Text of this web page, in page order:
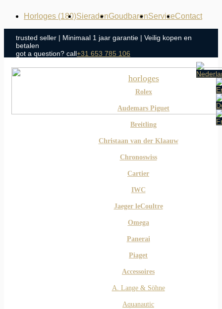
Horloges (180)SieradenGoudbarenServiceContact
trusted seller | Minimaal 1 jaar garantie | Veilig kopen en
betalen
got a question? call+31 653 785 106
horloges
Rolex
Audemars Piguet
Breitling
Christaan van der Klaauw
Chronoswiss
Cartier
IWC
Jaeger leCoultre
Omega
Panerai
Piaget
Accessoires
A. Lange & Söhne
Aquanautic